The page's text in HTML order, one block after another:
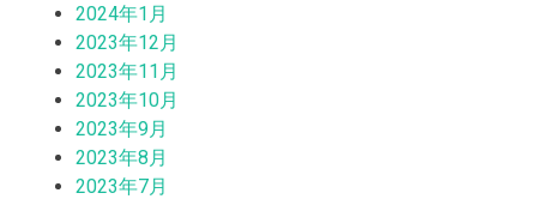
2024年1月
2023年12月
2023年11月
2023年10月
2023年9月
2023年8月
2023年7月